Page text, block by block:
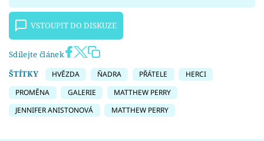
VSTOUPIT DO DISKUZE
Sdílejte článek
ŠTÍTKY
HVĚZDA ŇADRA PŘÁTELE
HERCI
PROMĚNA
GALERIE
MATTHEW PERRY
JENNIFER ANISTONOVÁ
MATTHEW PERRY